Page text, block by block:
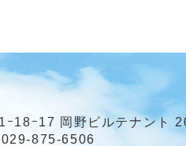
18ｰ17 岡野ビルテナント
875-6506